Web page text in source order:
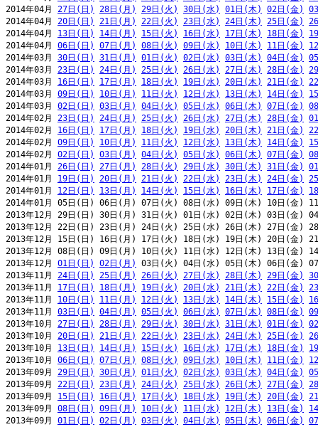
2014年04月 27日(日) 28日(月) 29日(火) 30日(水) 01日(木) 02日(金)
2014年04月 20日(日) 21日(月) 22日(火) 23日(水) 24日(木) 25日(金)
2014年04月 13日(日) 14日(月) 15日(火) 16日(水) 17日(木) 18日(金)
2014年04月 06日(日) 07日(月) 08日(火) 09日(水) 10日(木) 11日(金)
2014年03月 30日(日) 31日(月) 01日(火) 02日(水) 03日(木) 04日(金)
2014年03月 23日(日) 24日(月) 25日(火) 26日(水) 27日(木) 28日(金)
2014年03月 16日(日) 17日(月) 18日(火) 19日(水) 20日(木) 21日(金)
2014年03月 09日(日) 10日(月) 11日(火) 12日(水) 13日(木) 14日(金)
2014年03月 02日(日) 03日(月) 04日(火) 05日(水) 06日(木) 07日(金)
2014年02月 23日(日) 24日(月) 25日(火) 26日(水) 27日(木) 28日(金)
2014年02月 16日(日) 17日(月) 18日(火) 19日(水) 20日(木) 21日(金)
2014年02月 09日(日) 10日(月) 11日(火) 12日(水) 13日(木) 14日(金)
2014年02月 02日(日) 03日(月) 04日(火) 05日(水) 06日(木) 07日(金)
2014年01月 26日(日) 27日(月) 28日(火) 29日(水) 30日(木) 31日(金)
2014年01月 19日(日) 20日(月) 21日(火) 22日(水) 23日(木) 24日(金)
2014年01月 12日(日) 13日(月) 14日(火) 15日(水) 16日(木) 17日(金)
2014年01月 05日(日) 06日(月) 07日(火) 08日(水) 09日(木) 10日(金)
2013年12月 29日(日) 30日(月) 31日(火) 01日(水) 02日(木) 03日(金)
2013年12月 22日(日) 23日(月) 24日(火) 25日(水) 26日(木) 27日(金)
2013年12月 15日(日) 16日(月) 17日(火) 18日(水) 19日(木) 20日(金)
2013年12月 08日(日) 09日(月) 10日(火) 11日(水) 12日(木) 13日(金)
2013年12月 01日(日) 02日(月)
03日(火) 04日(水) 05日(木) 06日(金)
2013年11月 24日(日) 25日(月) 26日(火) 27日(水) 28日(木) 29日(金)
2013年11月 17日(日) 18日(月) 19日(火) 20日(水) 21日(木) 22日(金)
2013年11月 10日(日) 11日(月) 12日(火) 13日(水) 14日(木) 15日(金)
2013年11月 03日(日) 04日(月) 05日(火) 06日(水) 07日(木) 08日(金)
2013年10月 27日(日) 28日(月) 29日(火) 30日(水) 31日(木) 01日(金)
2013年10月 20日(日) 21日(月) 22日(火) 23日(水) 24日(木) 25日(金)
2013年10月 13日(日) 14日(月) 15日(火) 16日(水) 17日(木) 18日(金)
2013年10月 06日(日) 07日(月) 08日(火) 09日(水) 10日(木) 11日(金)
2013年09月 29日(日) 30日(月) 01日(火) 02日(水) 03日(木) 04日(金)
2013年09月 22日(日) 23日(月) 24日(火) 25日(水) 26日(木) 27日(金)
2013年09月 15日(日) 16日(月) 17日(火) 18日(水) 19日(木) 20日(金)
2013年09月 08日(日) 09日(月) 10日(火) 11日(水) 12日(木) 13日(金)
2013年09月 01日(日) 02日(月) 03日(火) 04日(水) 05日(木) 06日(金)